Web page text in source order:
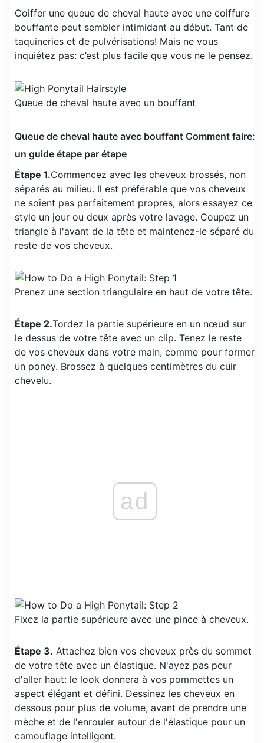
Coiffer une queue de cheval haute avec une coiffure
bouffante peut sembler intimidant au début. Tant de
taquineries et de pulvérisations! Mais ne vous
inquiétez pas: c’est plus facile que vous ne le pensez.
Queue de cheval haute avec un bouffant
Queue de cheval haute avec bouffant Comment faire:
un guide étape par étape
Étape 1.Commencez avec les cheveux brossés, non
séparés au milieu. Il est préférable que vos cheveux
ne soient pas parfaitement propres, alors essayez ce
style un jour ou deux après votre lavage. Coupez un
triangle à l'avant de la tête et maintenez-le séparé du
reste de vos cheveux.
Prenez une section triangulaire en haut de votre tête.
Étape 2.Tordez la partie supérieure en un nœud sur
le dessus de votre tête avec un clip. Tenez le reste
de vos cheveux dans votre main, comme pour former
un poney. Brossez à quelques centimètres du cuir
chevelu.
ad
Fixez la partie supérieure avec une pince à cheveux.
Étape 3. Attachez bien vos cheveux près du sommet
de votre tête avec un élastique. N'ayez pas peur
d'aller haut: le look donnera à vos pommettes un
aspect élégant et défini. Dessinez les cheveux en
dessous pour plus de volume, avant de prendre une
mèche et de l'enrouler autour de l'élastique pour un
camouflage intelligent.